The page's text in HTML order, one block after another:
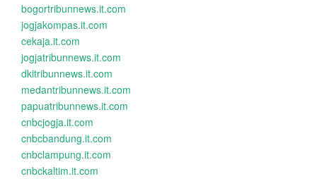
bogortribunnews.it.com
jogjakompas.it.com
cekaja.it.com
jogjatribunnews.it.com
dkitribunnews.it.com
medantribunnews.it.com
papuatribunnews.it.com
cnbcjogja.it.com
cnbcbandung.it.com
cnbclampung.it.com
cnbckaltim.it.com